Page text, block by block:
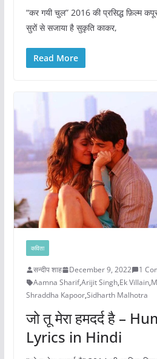
“कर गयी चुल” 2016 की प्रसिद्ध फ़िल्म
सुरों से सजाया है सुकृति काकर,
Read More
कविता
सन्दीप शाह December 9, 2022
1
Aamna Sharif,Arijit Singh,Ek Villain,
Shraddha Kapoor,Sidharth Malhotra
जो तू मेरा हमदर्द है –
Lyrics in Hindi